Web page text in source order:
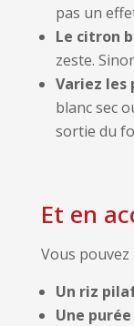
pas un
Le citron
zeste.
Variez les
blanc sec
sortie du
Et en
Vous
Un riz
Une